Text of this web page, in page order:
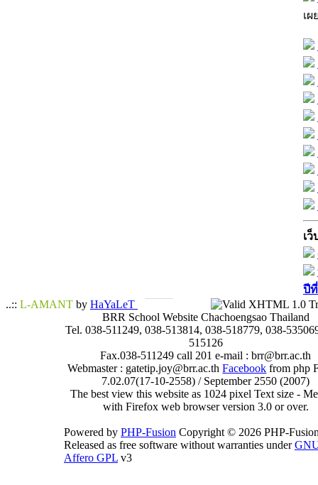
เ
เว็
ปี
..:: L-AMANT by HaYaLeT
BRR School Website Chachoengsao Thailand
Tel. 038-511249, 038-513814, 038-518779, 038-
515126
Fax.038-511249 call 201 e-mail : brr@brr.ac.th
Webmaster : gatetip.joy@brr.ac.thFacebook from php
7.02.07(17-10-2558) / September 2550 (2007)
The best view this website as 1024 pixel Text size -
with Firefox web browser version 3.0 or over.
Powered by PHP-Fusion Copyright © 2026 PHP-
Released as free software without warranties under
Affero GPL v3